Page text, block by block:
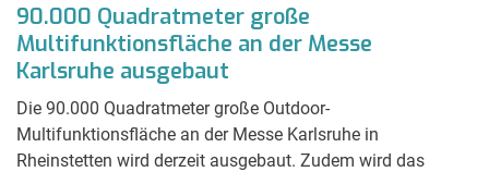
90.000 Quadratmeter große
Multifunktionsfläche an der Messe
Karlsruhe ausgebaut
Die 90.000 Quadratmeter große Outdoor-
Multifunktionsfläche an der Messe Karlsruhe in
Rheinstetten wird derzeit ausgebaut. Zudem wird das